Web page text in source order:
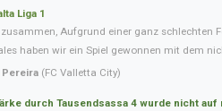
Liga 1
zusammen, Aufgrund einer ganz schlechten
haben wir ein Spiel gewonnen mit dem
Pereira (FC Valletta City)
durch Tausendsassa 4 wurde nicht auf